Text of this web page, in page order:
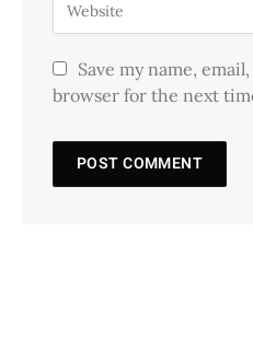
Save my name,
browser for the next